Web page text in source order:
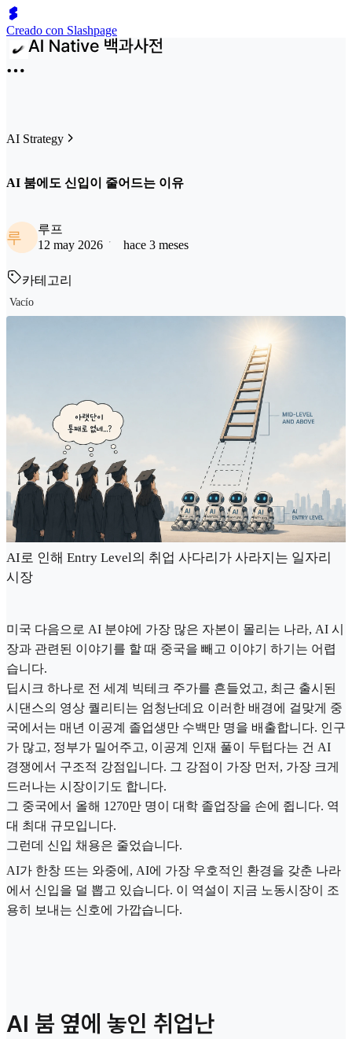
Creado con Slashpage
AI Strategy
AI 붐에도 신입이 줄어드는 이유
루
루프
12 may 2026
hace 3 meses
카테고리
Vacío
AI로 인해 Entry Level의 취업 사다리가 사라지는 일자리
시장
미국 다음으로 AI 분야에 가장 많은 자본이 몰리는 나라, AI 시
장과 관련된 이야기를 할 때 중국을 빼고 이야기 하기는 어렵
습니다.
딥시크 하나로 전 세계 빅테크 주가를 흔들었고, 최근 출시된
시댄스의 영상 퀄리티는 엄청난데요 이러한 배경에 걸맞게 중
국에서는 매년 이공계 졸업생만 수백만 명을 배출합니다. 인구
가 많고, 정부가 밀어주고, 이공계 인재 풀이 두텁다는 건 AI
경쟁에서 구조적 강점입니다. 그 강점이 가장 먼저, 가장 크게
드러나는 시장이기도 합니다.
그 중국에서 올해 1270만 명이 대학 졸업장을 손에 쥡니다. 역
대 최대 규모입니다.
그런데 신입 채용은 줄었습니다.
AI가 한창 뜨는 와중에, AI에 가장 우호적인 환경을 갖춘 나라
에서 신입을 덜 뽑고 있습니다. 이 역설이 지금 노동시장이 조
용히 보내는 신호에 가깝습니다.
AI 붐 옆에 놓인 취업난